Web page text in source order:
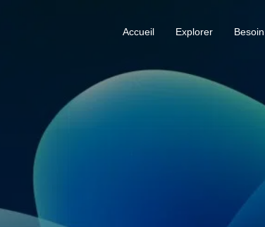
Accueil Explorer